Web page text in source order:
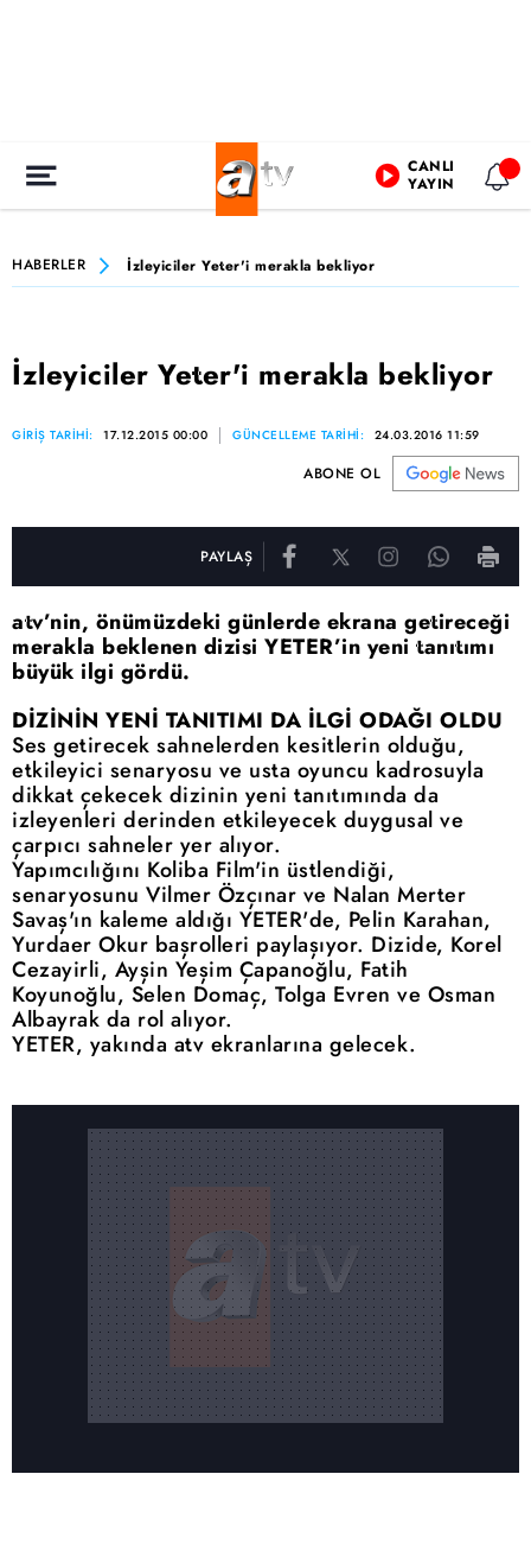
CANLI
YAYIN
HABERLER İzleyiciler Yeter'i merakla bekliyor
İzleyiciler Yeter'i merakla bekliyor
GİRİŞ TARİHİ: 17.12.2015 00:00 GÜNCELLEME TARİHİ: 24.03.2016 11:59
ABONE OL
PAYLAŞ
atv’nin, önümüzdeki günlerde ekrana getireceği
merakla beklenen dizisi YETER’in yeni tanıtımı
büyük ilgi gördü.
DİZİNİN YENİ TANITIMI DA İLGİ ODAĞI OLDU
Ses getirecek sahnelerden kesitlerin olduğu,
etkileyici senaryosu ve usta oyuncu kadrosuyla
dikkat çekecek dizinin yeni tanıtımında da
izleyenleri derinden etkileyecek duygusal ve
çarpıcı sahneler yer alıyor.
Yapımcılığını Koliba Film'in üstlendiği,
senaryosunu Vilmer Özçınar ve Nalan Merter
Savaş'ın kaleme aldığı YETER'de, Pelin Karahan,
Yurdaer Okur başrolleri paylaşıyor. Dizide, Korel
Cezayirli, Ayşin Yeşim Çapanoğlu, Fatih
Koyunoğlu, Selen Domaç, Tolga Evren ve Osman
Albayrak da rol alıyor.
YETER, yakında atv ekranlarına gelecek.